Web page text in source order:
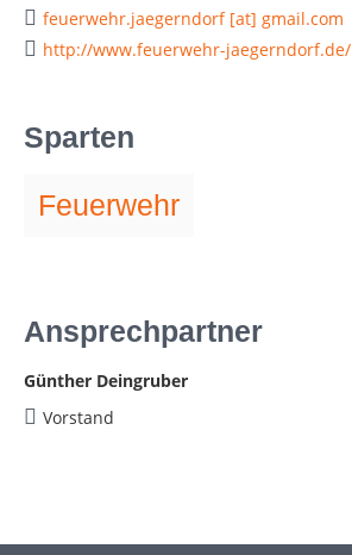
feuerwehr.jaegerndorf [at] gmail.com
http://www.feuerwehr-jaegerndorf.de/
Sparten
Feuerwehr
Ansprechpartner
Günther Deingruber
Vorstand